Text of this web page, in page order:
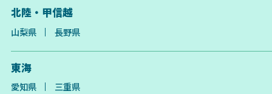
北陸・甲信越
山梨県 長野県
東海
愛知県 三重県